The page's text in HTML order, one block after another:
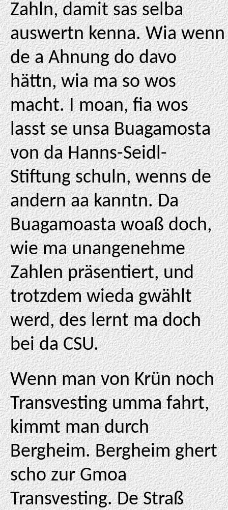
Zahln, damit sas selba
auswertn kenna. Wia wenn
de a Ahnung do davo
hättn, wia ma so wos
macht. I moan, fia wos
lasst se unsa Buagamosta
von da Hanns-Seidl-
Stiftung schuln, wenns de
andern aa kanntn. Da
Buagamoasta woaß doch,
wie ma unangenehme
Zahlen präsentiert, und
trotzdem wieda gwählt
werd, des lernt ma doch
bei da CSU.
Wenn man von Krün noch
Transvesting umma fahrt,
kimmt man durch
Bergheim. Bergheim ghert
scho zur Gmoa
Transvesting. De Straß